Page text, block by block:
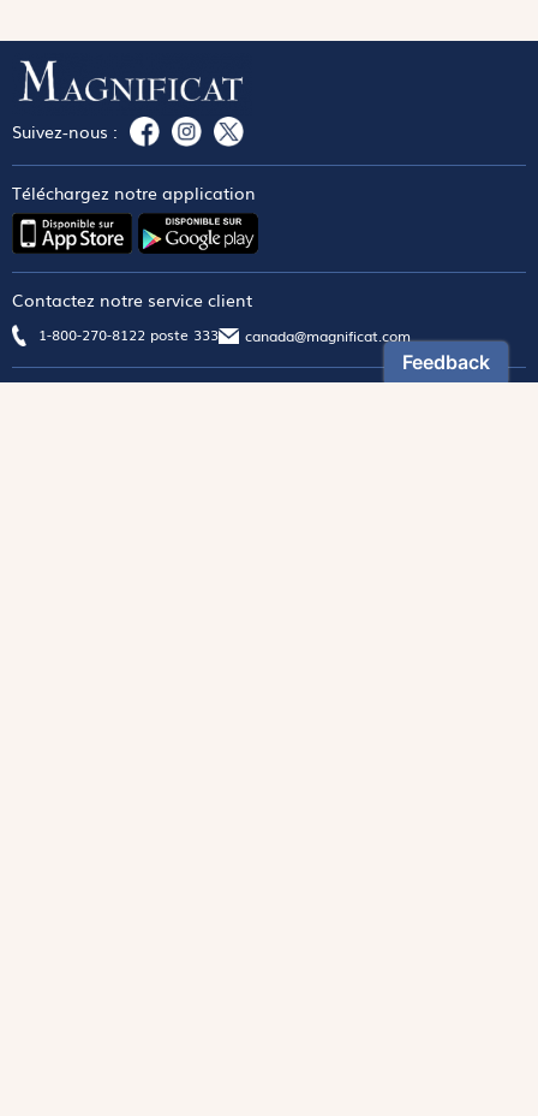
Suivez-nous :
Téléchargez notre application
Contactez notre service client
1-800-270-8122 poste 333 canada@magnificat.com